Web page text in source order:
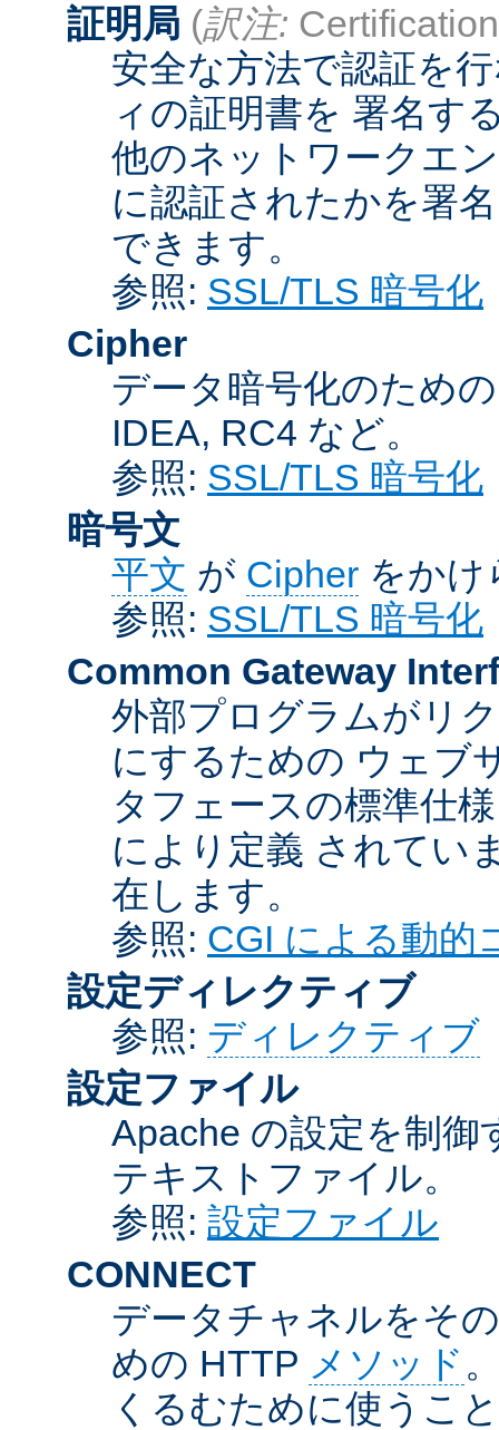
証明局 (訳注:
安全な方法で認証を
ィの証明書を 署名す
他のネットワークエ
に認証されたかを署
できます。
参照: SSL/TLS 暗号化
Cipher
データ暗号化のため
IDEA, RC4 など。
参照: SSL/TLS 暗号化
暗号文
平文 が Cipher をかけ
参照: SSL/TLS 暗号化
Common Gateway
外部プログラムがリ
にするための ウェブ
タフェースの標準仕
により定義 されてい
在します。
参照: CGI による動的
設定ディレクティブ
参照: ディレクティブ
設定ファイル
Apache の設定を制
テキストファイル。
参照: 設定ファイル
CONNECT
データチャネルをそ
めの HTTP メソッド
くるむために使うこ